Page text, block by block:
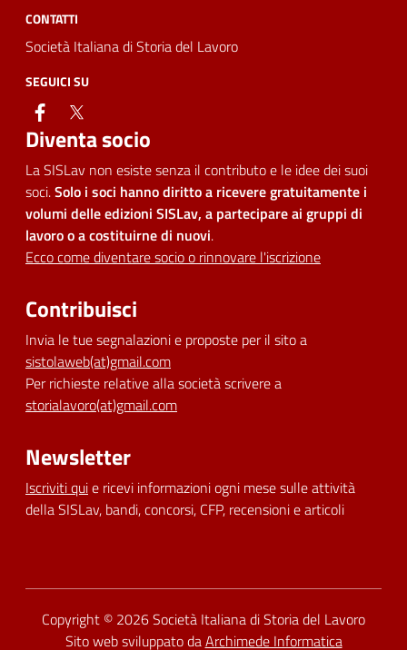
CONTATTI
Società Italiana di Storia del Lavoro
SEGUICI SU
facebook
Diventa socio
La SISLav non esiste senza il contributo e le idee dei suoi
soci.Solo i soci hanno diritto a ricevere gratuitamente i
volumi delle edizioni SISLav, a partecipare ai gruppi di
lavoro o a costituirne di nuovi.
Ecco come diventare socio o rinnovare l'iscrizione
Contribuisci
Invia le tue segnalazioni e proposte per il sito a
sistolaweb(at)gmail.com
Per richieste relative alla società scrivere a
storialavoro(at)gmail.com
Newsletter
Iscriviti quie ricevi informazioni ogni mese sulle attività
della SISLav, bandi, concorsi, CFP, recensioni e articoli
Copyright © 2026Società Italiana di Storia del Lavoro
Sito web sviluppato daArchimede Informatica